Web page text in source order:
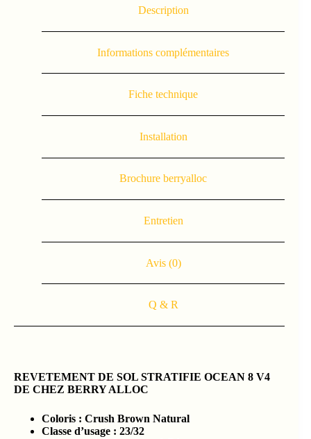
Description
Informations complémentaires
Fiche technique
Installation
Brochure berryalloc
Entretien
Avis (0)
Q & R
REVETEMENT DE SOL STRATIFIE OCEAN 8 V4
DE CHEZ BERRY ALLOC
Coloris : Crush Brown Natural
Classe d’usage : 23/32